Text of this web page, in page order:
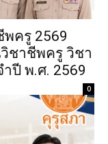
ครู 2569
ชาชีพครู วิชา
ปี พ.ศ. 2569
0